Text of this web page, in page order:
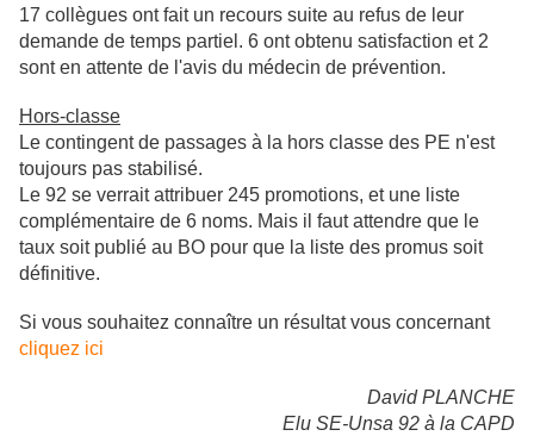
17 collègues ont fait un recours suite au refus de leur
demande de temps partiel. 6 ont obtenu satisfaction et 2
sont en attente de l'avis du médecin de prévention.
Hors-classe
Le contingent de passages à la hors classe des PE n'est
toujours pas stabilisé.
Le 92 se verrait attribuer 245 promotions, et une liste
complémentaire de 6 noms. Mais il faut attendre que le
taux soit publié au BO pour que la liste des promus soit
définitive.
Si vous souhaitez connaître un résultat vous concernant
cliquez ici
David PLANCHE
Elu SE-Unsa 92 à la CAPD